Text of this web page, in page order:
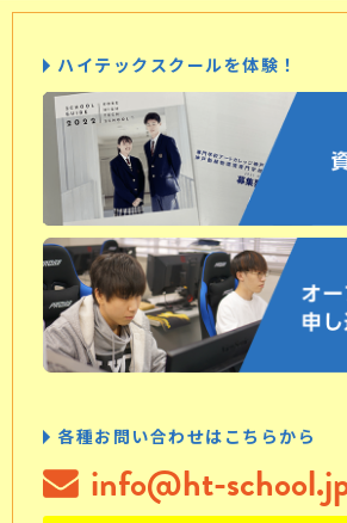
ハイテックスクールを体験！
各種お問い合わせはこちらから
info@ht-